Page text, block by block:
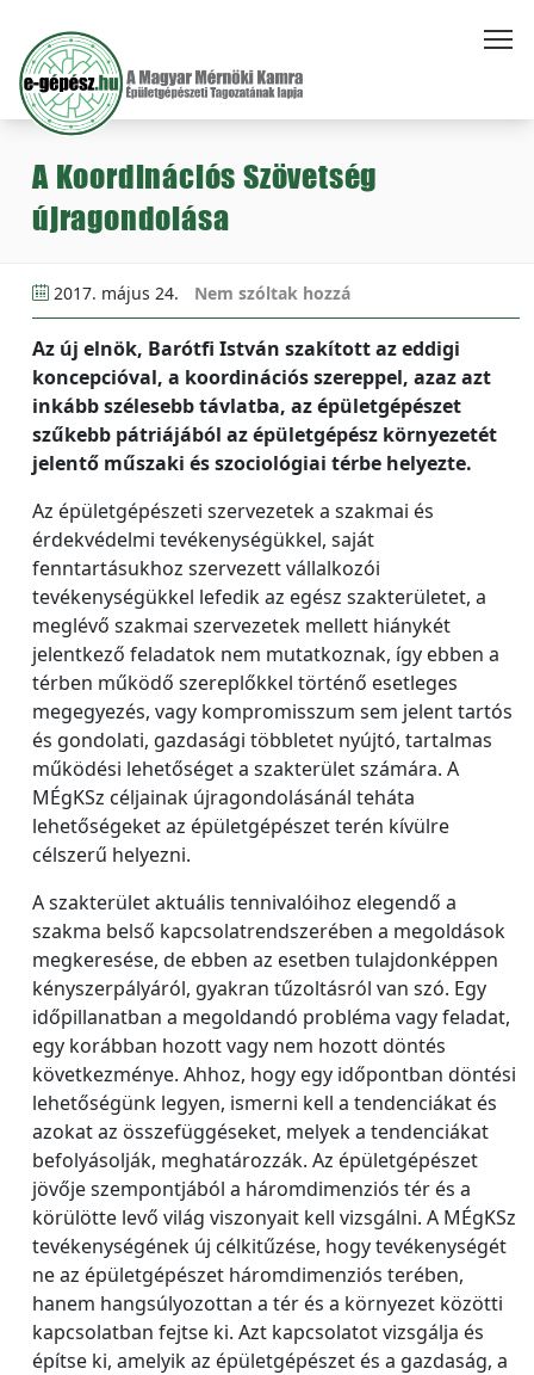
A Koordinációs Szövetség
újragondolása
2017. május 24. Nem szóltak hozzá
Az új elnök, Barótfi István szakított az eddigi
koncepcióval, a koordinációs szereppel, azaz azt
inkább szélesebb távlatba, az épületgépészet
szűkebb pátriájából az épületgépész környezetét
jelentő műszaki és szociológiai térbe helyezte.
Az épületgépészeti szervezetek a szakmai és
érdekvédelmi tevékenységükkel, saját
fenntartásukhoz szervezett vállalkozói
tevékenységükkel lefedik az egész szakterületet, a
meglévő szakmai szervezetek mellett hiánykét
jelentkező feladatok nem mutatkoznak, így ebben a
térben működő szereplőkkel történő esetleges
megegyezés, vagy kompromisszum sem jelent tartós
és gondolati, gazdasági többletet nyújtó, tartalmas
működési lehetőséget a szakterület számára. A
MÉgKSz céljainak újragondolásánál teháta
lehetőségeket az épületgépészet terén kívülre
célszerű helyezni.
A szakterület aktuális tennivalóihoz elegendő a
szakma belső kapcsolatrendszerében a megoldások
megkeresése, de ebben az esetben tulajdonképpen
kényszerpályáról, gyakran tűzoltásról van szó. Egy
időpillanatban a megoldandó probléma vagy feladat,
egy korábban hozott vagy nem hozott döntés
következménye. Ahhoz, hogy egy időpontban döntési
lehetőségünk legyen, ismerni kell a tendenciákat és
azokat az összefüggéseket, melyek a tendenciákat
befolyásolják, meghatározzák. Az épületgépészet
jövője szempontjából a háromdimenziós tér és a
körülötte levő világ viszonyait kell vizsgálni. A MÉgKSz
tevékenységének új célkitűzése, hogy tevékenységét
ne az épületgépészet háromdimenziós terében,
hanem hangsúlyozottan a tér és a környezet közötti
kapcsolatban fejtse ki. Azt kapcsolatot vizsgálja és
építse ki, amelyik az épületgépészet és a gazdaság, a